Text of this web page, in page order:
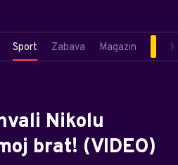
Sport Zabava Magazin
Nikolu
brat! (VIDEO)